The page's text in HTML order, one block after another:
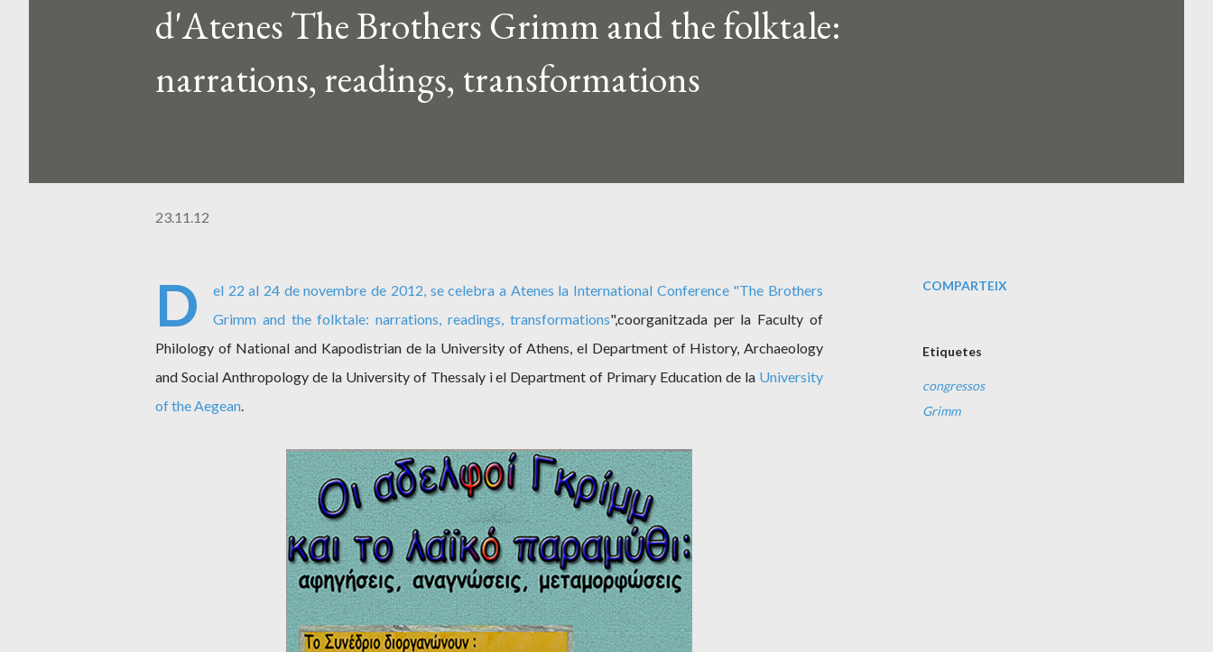
d'Atenes The Brothers Grimm and the folktale:
narrations, readings, transformations
23.11.12
D el 22 al 24 de novembre de 2012, se celebra a Atenes la International Conference "The Brothers
Grimm and the folktale: narrations, readings, transformations",coorganitzada per la Faculty of
Philology of National and Kapodistrian de la University of Athens, el Department of History, Archaeology
and Social Anthropology de la University of Thessaly i el Department of Primary Education de la University
of the Aegean.
COMPARTEIX
Etiquetes
congressos
Grimm